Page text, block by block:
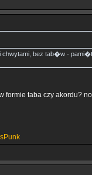
chwytami, bez tab�w -
formie taba czy akordu?